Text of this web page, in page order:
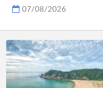
07/08/2026